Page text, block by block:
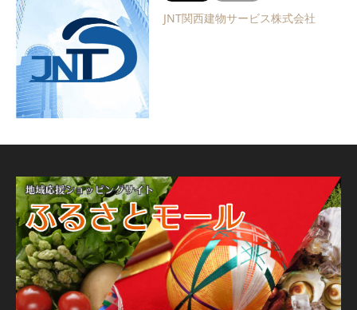
JNT関西建物サービス株式会社